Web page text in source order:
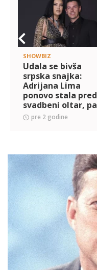
SHOWBIZ
Udala se bivša
srpska snajka:
Adrijana Lima
ponovo stala pred
svadbeni oltar, pa
otkrila detalj sa
venčanja (FOTO)
pre 2 godine